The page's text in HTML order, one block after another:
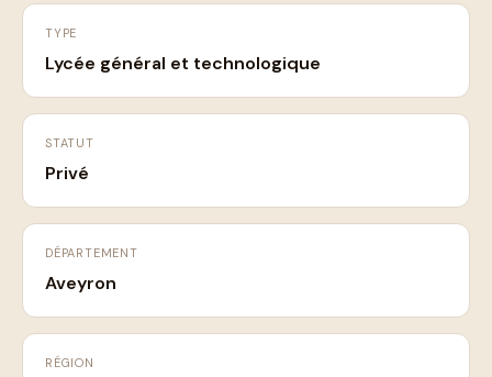
TYPE
Lycée général et technologique
STATUT
Privé
DÉPARTEMENT
Aveyron
RÉGION